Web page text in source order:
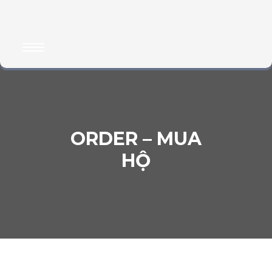
ORDER – MUA
HỘ